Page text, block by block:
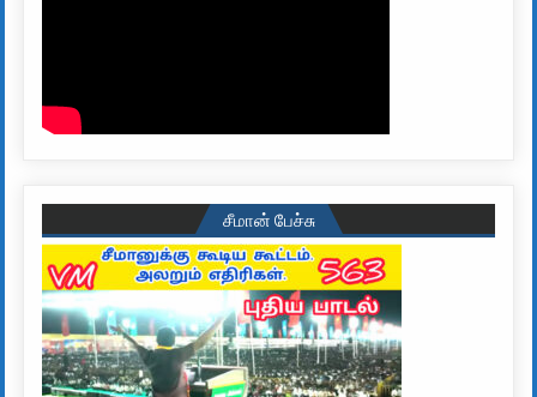
சீமான் பேச்சு